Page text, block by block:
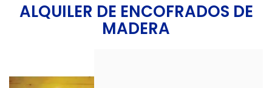
ALQUILER DE ENCOFRADOS DE
MADERA